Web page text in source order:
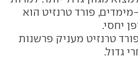
פורד טרנזיט הוא
יחסי.
טרנזיט מעניק פרשנות
גדול.